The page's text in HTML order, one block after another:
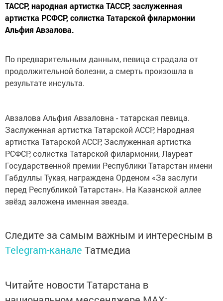
ТАССР, народная артистка ТАССР, заслуженная
артистка РСФСР, солистка Татарской филармонии
Альфия Авзалова.
По предварительным данным, певица страдала от
продолжительной болезни, а смерть произошла в
результате инсульта.
Авзалова Альфия Авзаловна - татарская певица.
Заслуженная артистка Татарской АССР, Народная
артистка Татарской АССР, Заслуженная артистка
РСФСР, солистка Татарской филармонии, Лауреат
Государственной премии Республики Татарстан имени
Габдуллы Тукая, награждена Орденом «За заслуги
перед Республикой Татарстан». На Казанской аллее
звёзд заложена именная звезда.
Следите за самым важным и интересным в
Telegram-канале Татмедиа
Читайте новости Татарстана в